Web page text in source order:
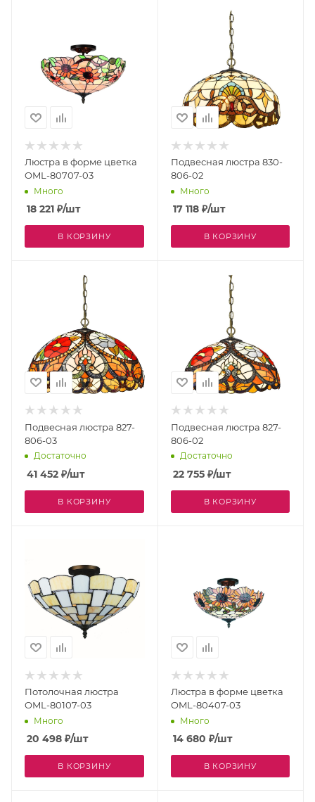
Люстра в форме цветка
OML-80707-03
Много
18 221 ₽/шт
В КОРЗИНУ
Подвесная люстра 830-
806-02
Много
17 118₽/шт
В КОРЗИНУ
Подвесная люстра 827-
806-03
Достаточно
41 452 ₽/шт
В КОРЗИНУ
Подвесная люстра 827-
806-02
Достаточно
22 755₽/шт
В КОРЗИНУ
Потолочная люстра
OML-80107-03
Много
20 498 ₽/шт
В КОРЗИНУ
Люстра в форме цветка
OML-80407-03
Много
14 680 ₽/шт
В КОРЗИНУ